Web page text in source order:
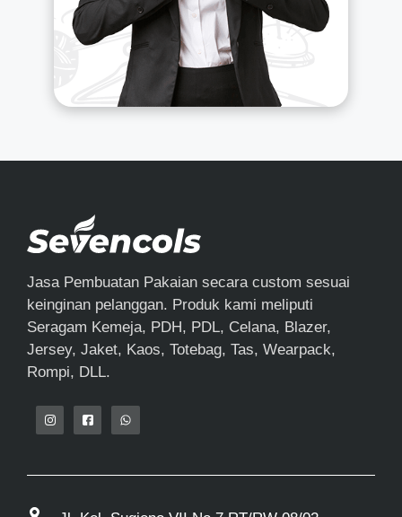
Jasa Pembuatan Pakaian secara custom sesuai
keinginan pelanggan. Produk kami meliputi
Seragam Kemeja, PDH, PDL, Celana, Blazer,
Jersey, Jaket, Kaos, Totebag, Tas, Wearpack,
Rompi, DLL.